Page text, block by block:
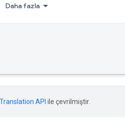
Daha fazla
API ile çevrilmiştir.